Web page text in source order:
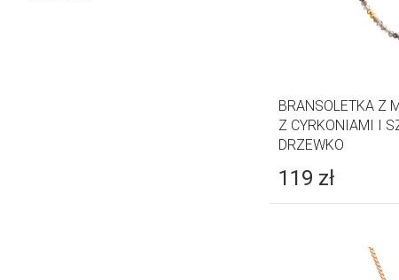
BRANSOLETKA Z
Z CYRKONIAMI I
DRZEWKO
119 zł